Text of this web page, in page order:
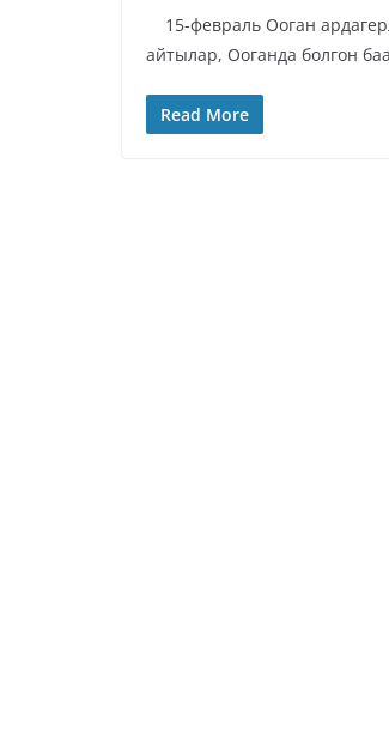
15-февраль Ооган
айтылар, Ооганда болгон
Read More